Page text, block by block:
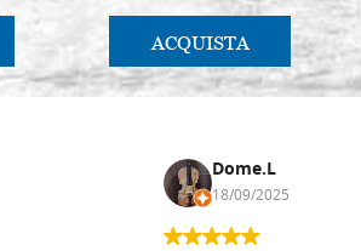
ACQUISTA
Dome.L
18/09/2025